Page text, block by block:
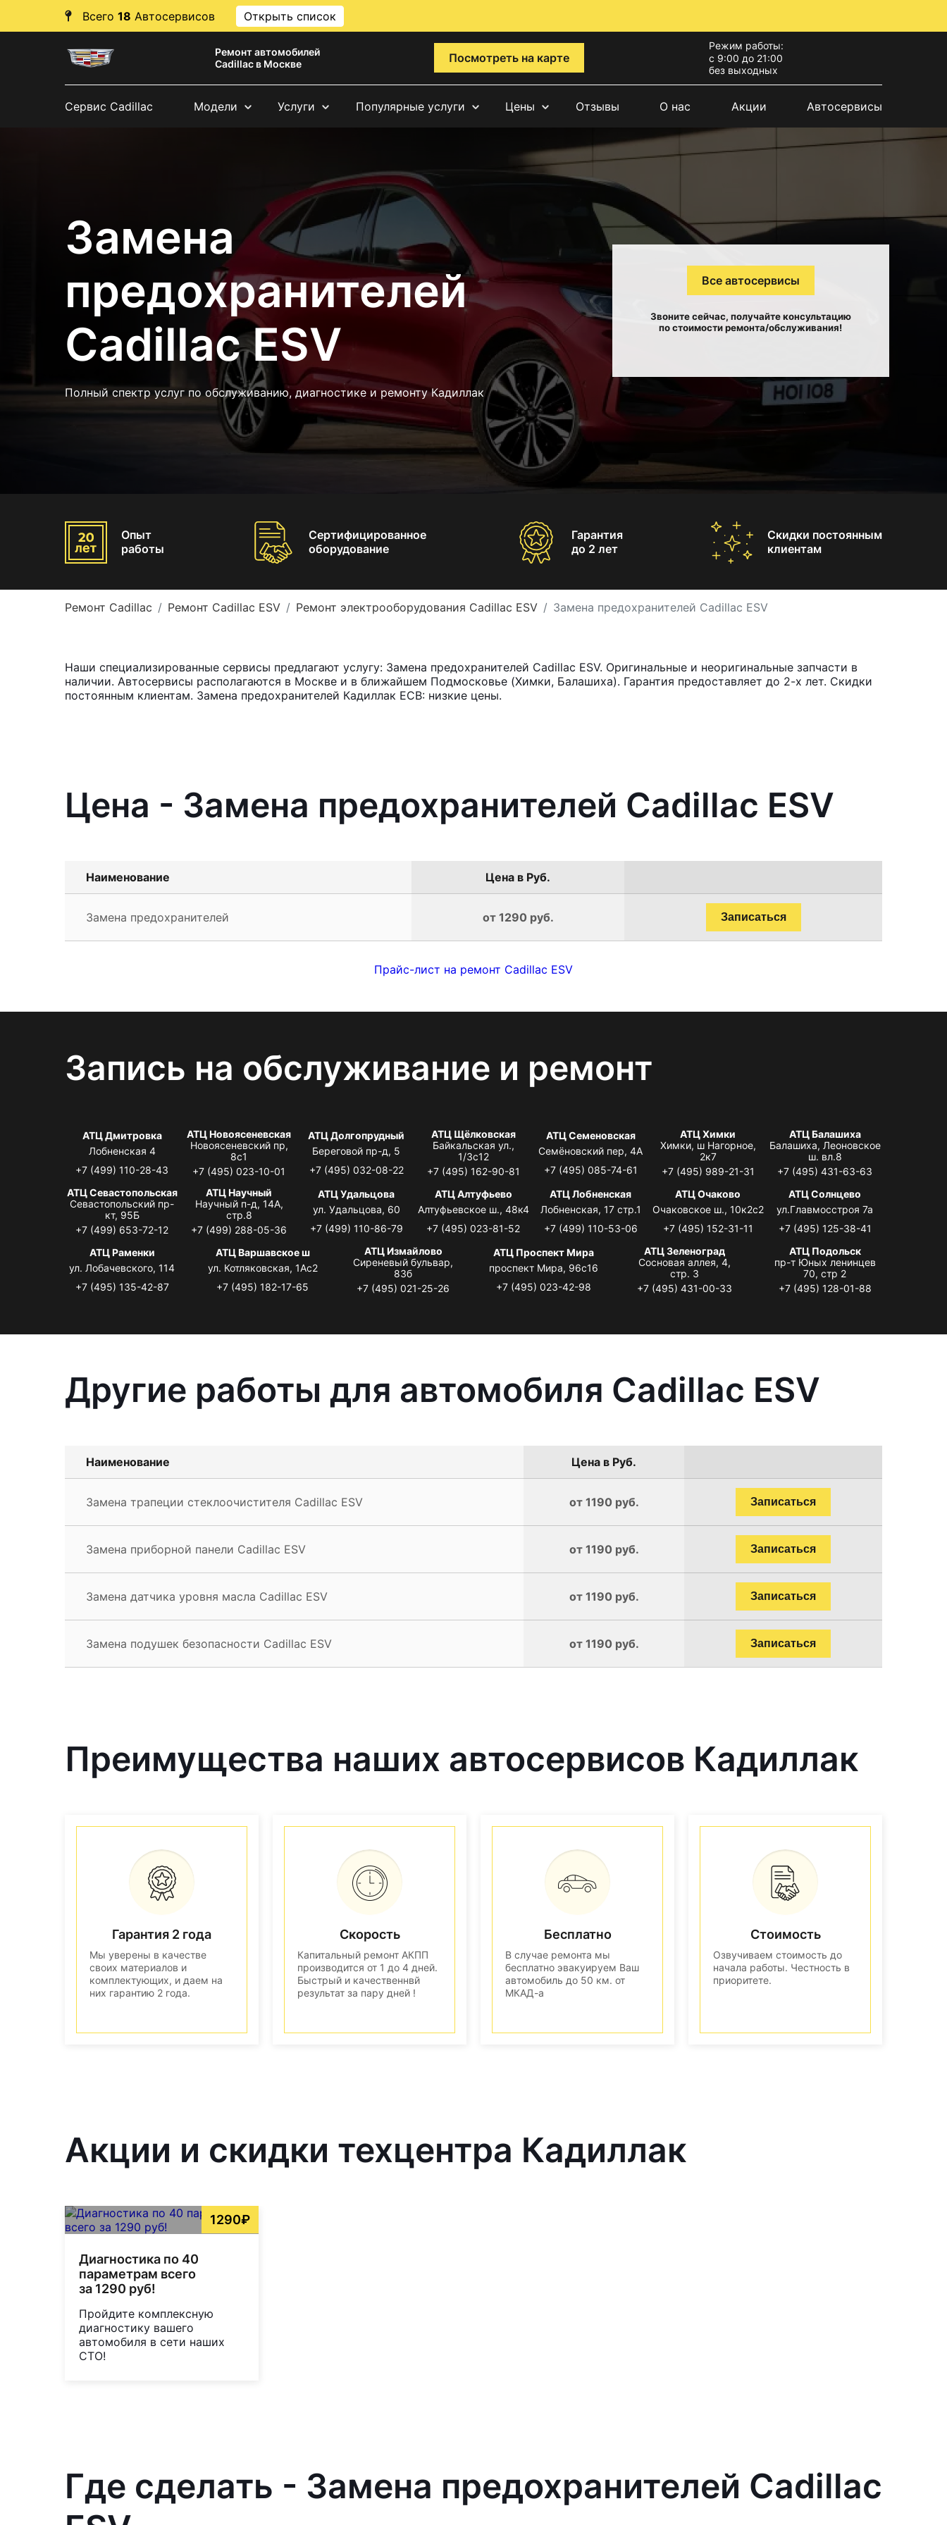
Всего 18 Автосервисов Открыть список
Ремонт автомобилей
Cadillac в Москве
Посмотреть на карте
Режим работы:
с 9:00 до 21:00
без выходных
Сервис Cadillac Модели Услуги Популярные услуги Цены Отзывы О нас Акции Автосервисы
Замена
предохранителей
Cadillac ESV
Полный спектр услуг по обслуживанию, диагностике и ремонту Кадиллак
Все автосервисы
Звоните сейчас, получайте консультацию
по стоимости ремонта/обслуживания!
Опыт
работы
Сертифицированное
оборудование
Гарантия
до 2 лет
Скидки постоянным
клиентам
Ремонт Cadillac Ремонт Cadillac ESV Ремонт электрооборудования Cadillac ESV Замена предохранителей Cadillac ESV
Наши специализированные сервисы предлагают услугу: Замена предохранителей Cadillac ESV. Оригинальные и неоригинальные запчасти в
наличии. Автосервисы располагаются в Москве и в ближайшем Подмосковье (Химки, Балашиха). Гарантия предоставляет до 2-х лет. Скидки
постоянным клиентам. Замена предохранителей Кадиллак ЕСВ: низкие цены.
Цена - Замена предохранителей Cadillac ESV
Наименование Цена в Руб.
Замена предохранителей от 1290 руб. Записаться
Прайс-лист на ремонт Cadillac ESV
Запись на обслуживание и ремонт
АТЦ Дмитровка
Лобненская 4
+7 (499) 110-28-43
АТЦ Новоясеневская
Новоясеневский пр,
8с1
+7 (495) 023-10-01
АТЦ Долгопрудный
Береговой пр-д, 5
+7 (495) 032-08-22
АТЦ Щёлковская
Байкальская ул.,
1/3с12
+7 (495) 162-90-81
АТЦ Семеновская
Семёновский пер, 4А
+7 (495) 085-74-61
АТЦ Химки
Химки, ш Нагорное,
2к7
+7 (495) 989-21-31
АТЦ Балашиха
Балашиха, Леоновское
ш. вл.8
+7 (495) 431-63-63
АТЦ Севастопольская
Севастопольский пр-
кт, 95Б
+7 (499) 653-72-12
АТЦ Научный
Научный п-д, 14А,
стр.8
+7 (499) 288-05-36
АТЦ Удальцова
ул. Удальцова, 60
+7 (499) 110-86-79
АТЦ Алтуфьево
Алтуфьевское ш., 48к4
+7 (495) 023-81-52
АТЦ Лобненская
Лобненская, 17 стр.1
+7 (499) 110-53-06
АТЦ Очаково
Очаковское ш., 10к2с2
+7 (495) 152-31-11
АТЦ Солнцево
ул.Главмосстроя 7а
+7 (495) 125-38-41
АТЦ Раменки
ул. Лобачевского, 114
+7 (495) 135-42-87
АТЦ Варшавское ш
ул. Котляковская, 1Ас2
+7 (495) 182-17-65
АТЦ Измайлово
Сиреневый бульвар,
83б
+7 (495) 021-25-26
АТЦ Проспект Мира
проспект Мира, 96с16
+7 (495) 023-42-98
АТЦ Зеленоград
Сосновая аллея, 4,
стр. 3
+7 (495) 431-00-33
АТЦ Подольск
пр-т Юных ленинцев
70, стр 2
+7 (495) 128-01-88
Другие работы для автомобиля Cadillac ESV
Наименование Цена в Руб.
Замена трапеции стеклоочистителя Cadillac ESV от 1190 руб. Записаться
Замена приборной панели Cadillac ESV от 1190 руб. Записаться
Замена датчика уровня масла Cadillac ESV от 1190 руб. Записаться
Замена подушек безопасности Cadillac ESV от 1190 руб. Записаться
Преимущества наших автосервисов Кадиллак
Гарантия 2 года
Мы уверены в качестве
своих материалов и
комплектующих, и даем на
них гарантию 2 года.
Скорость
Капитальный ремонт АКПП
производится от 1 до 4 дней.
Быстрый и качественнвй
результат за пару дней !
Бесплатно
В случае ремонта мы
бесплатно эвакуируем Ваш
автомобиль до 50 км. от
МКАД-а
Стоимость
Озвучиваем стоимость до
начала работы. Честность в
приоритете.
Акции и скидки техцентра Кадиллак
1290₽
Диагностика по 40
параметрам всего
за 1290 руб!
Пройдите комплексную
диагностику вашего
автомобиля в сети наших
СТО!
Где сделать - Замена предохранителей Cadillac